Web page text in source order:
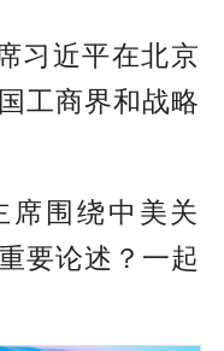
习近平在北京
工商界和战略
席围绕中美关
要论述？一起